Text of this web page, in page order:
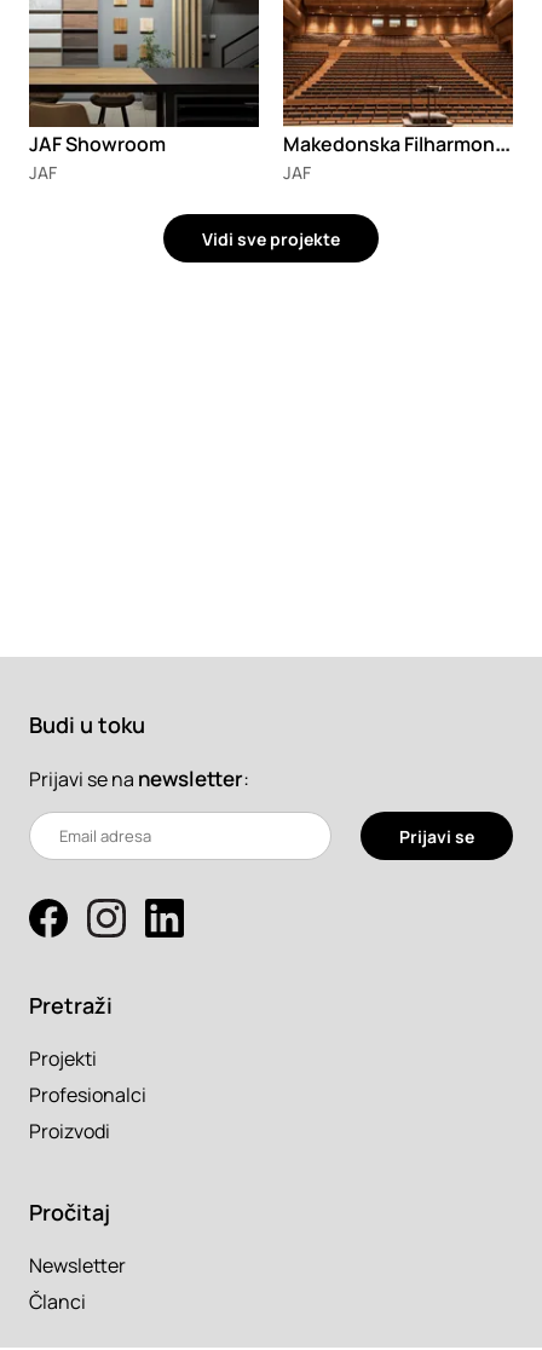
JAF Showroom
JAF
M
akedonska Filharmonija
JAF
Vidi sve projekte
Budi u toku
Prijavi se na newsletter:
Prijavi se
Pretraži
Projekti
Profesionalci
Proizvodi
Pročitaj
Newsletter
Članci